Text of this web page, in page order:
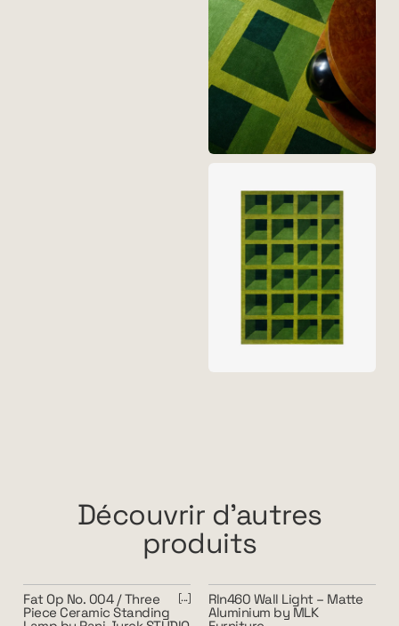
Découvrir d'autres
produits
Fat Op No. 004 / Three
Piece Ceramic Standing
Rln460 Wall Light – Matte
Aluminium by MLK